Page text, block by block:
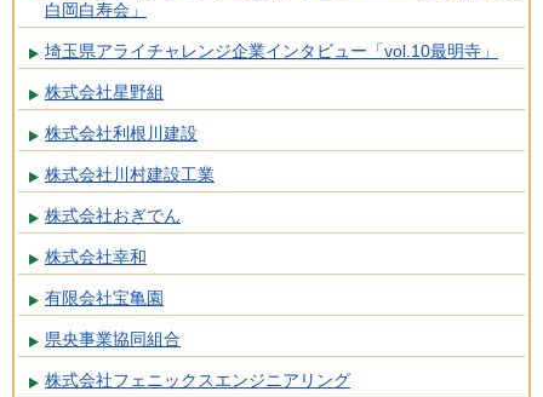
白岡白寿会」
埼玉県アライチャレンジ企業インタビュー「vol.10最明寺」
株式会社星野組
株式会社利根川建設
株式会社川村建設工業
株式会社おぎでん
株式会社幸和
有限会社宝亀園
県央事業協同組合
株式会社フェニックスエンジニアリング